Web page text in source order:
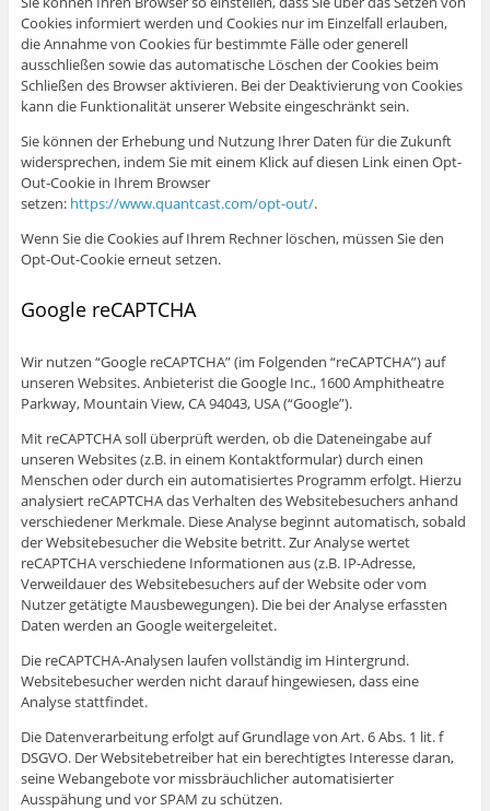
Cookies informiert werden und Cookies nur im Einzelfall erlauben,
die Annahme von Cookies für bestimmte Fälle oder generell
ausschließen sowie das automatische Löschen der Cookies beim
Schließen des Browser aktivieren. Bei der Deaktivierung von Cookies
kann die Funktionalität unserer Website eingeschränkt sein.
Sie können der Erhebung und Nutzung Ihrer Daten für die Zukunft
widersprechen, indem Sie mit einem Klick auf diesen Link einen Opt-
Out-Cookie in Ihrem Browser
setzen: https://www.quantcast.com/opt-out/.
Wenn Sie die Cookies auf Ihrem Rechner löschen, müssen Sie den
Opt-Out-Cookie erneut setzen.
Google reCAPTCHA
Wir nutzen “Google reCAPTCHA” (im Folgenden “reCAPTCHA”) auf
unseren Websites. Anbieterist die Google Inc., 1600 Amphitheatre
Parkway, Mountain View, CA 94043, USA (“Google”).
Mit reCAPTCHA soll überprüft werden, ob die Dateneingabe auf
unseren Websites (z.B. in einem Kontaktformular) durch einen
Menschen oder durch ein automatisiertes Programm erfolgt. Hierzu
analysiert reCAPTCHA das Verhalten des Websitebesuchers anhand
verschiedener Merkmale. Diese Analyse beginnt automatisch, sobald
der Websitebesucher die Website betritt. Zur Analyse wertet
reCAPTCHA verschiedene Informationen aus (z.B. IP-Adresse,
Verweildauer des Websitebesuchers auf der Website oder vom
Nutzer getätigte Mausbewegungen). Die bei der Analyse erfassten
Daten werden an Google weitergeleitet.
Die reCAPTCHA-Analysen laufen vollständig im Hintergrund.
Websitebesucher werden nicht darauf hingewiesen, dass eine
Analyse stattfindet.
Die Datenverarbeitung erfolgt auf Grundlage von Art. 6 Abs. 1 lit. f
DSGVO. Der Websitebetreiber hat ein berechtigtes Interesse daran,
seine Webangebote vor missbräuchlicher automatisierter
Ausspähung und vor SPAM zu schützen.